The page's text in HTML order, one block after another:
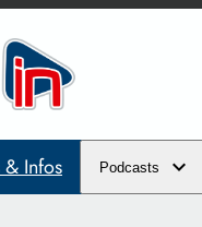
Infos Podcasts